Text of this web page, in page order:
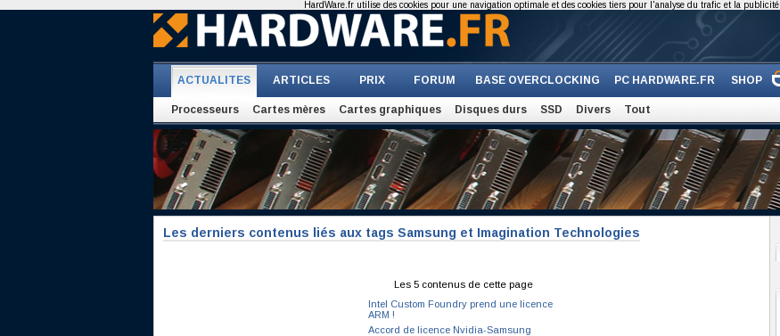
ACTUALITES ARTICLES PRIX FORUM BASE OVERCLOCKING PC HARDWARE.FR SHOP
Processeurs Cartes mères Cartes graphiques Disques durs SSD Divers Tout
Les derniers contenus liés aux tags Samsung et Imagination Technologies
Les 5 contenus de cette page
Intel Custom Foundry prend une licence
ARM !
Accord de licence Nvidia-Samsung
HardWare.fr utilise des cookies pour une navigation optimale et des cookies tiers pour l'analyse du trafic et la publicité